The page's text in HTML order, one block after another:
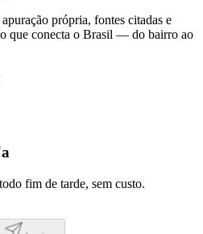
própria, fontes citadas e
que conecta o Brasil — do bairro ao
fim de tarde, sem custo.